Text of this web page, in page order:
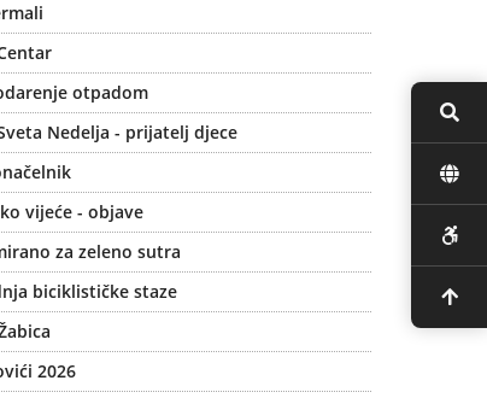
otpadom
Nedelja - prijatelj djece
vijeće - objave
za zeleno sutra
biciklističke staze
2026